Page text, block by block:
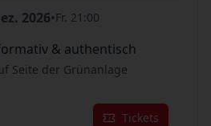
2026•Fr. 21:00
& authentisch
Seite der Grünanlage
Tickets